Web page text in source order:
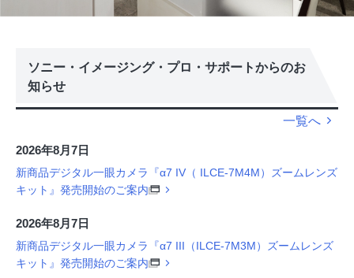
ソニー・イメージング・プロ・サポートからのお
知らせ
一覧へ
2026年8月7日
新商品デジタル一眼カメラ『α7 IV（ ILCE-7M4M）ズームレンズ
キット』発売開始のご案内
2026年8月7日
新商品デジタル一眼カメラ『α7 III（ILCE-7M3M）ズームレンズ
キット』発売開始のご案内